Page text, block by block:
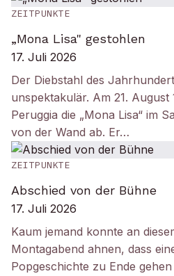
ZEITPUNKTE
„Mona Lisa" gestohlen
17. Juli 2026
Der Diebstahl des
unspektakulär. Am 21. August
Peruggia die „Mona Lisa“ im
von der Wand ab. Er…
ZEITPUNKTE
Abschied von der Bühne
17. Juli 2026
Kaum jemand konnte an
Montagabend ahnen, dass
Popgeschichte zu Ende